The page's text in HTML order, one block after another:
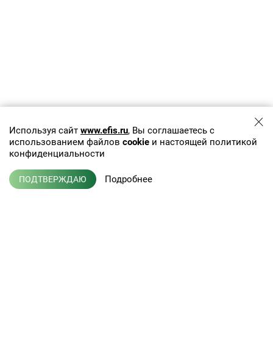
Используя сайт www.efis.ru, Вы соглашаетесь с
использованием файлов cookie и настоящей политикой
конфиденциальности
ПОДТВЕРЖДАЮ Подробнее